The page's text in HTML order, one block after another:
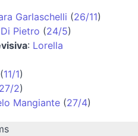
Garlaschelli (26/11)
Pietro (24/5)
: Lorella
(11/1)
27/2)
Mangiante (27/4)